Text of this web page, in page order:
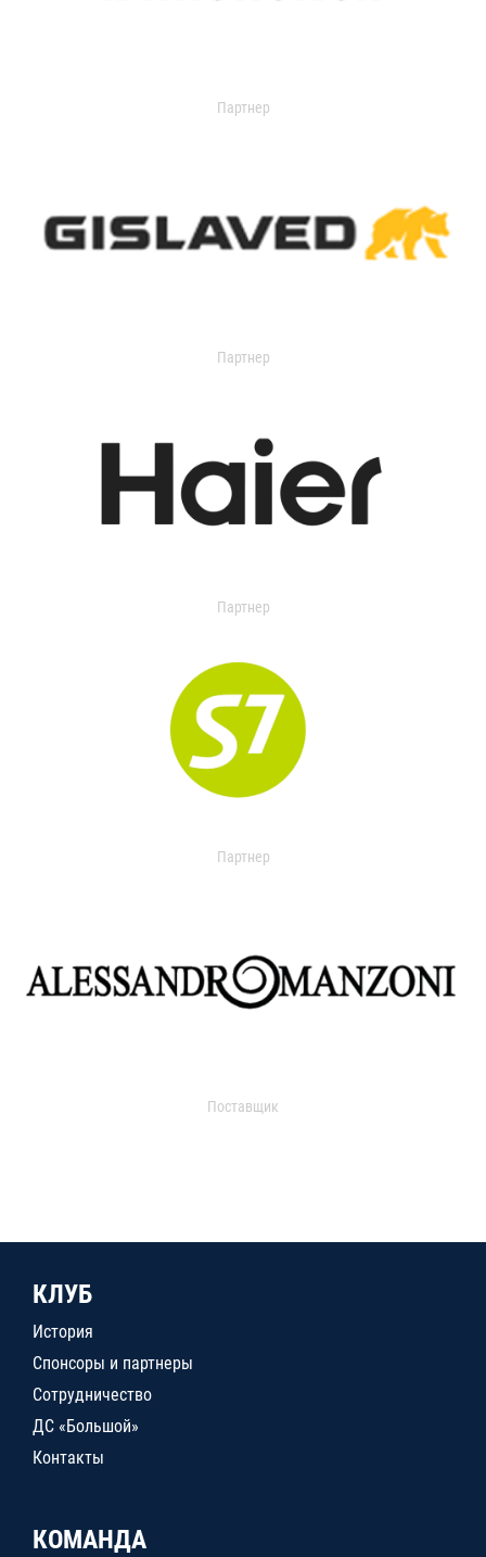
Партнер
Партнер
Партнер
Партнер
Поставщик
КЛУБ
История
Спонсоры и партнеры
Сотрудничество
ДС «Большой»
Контакты
КОМАНДА